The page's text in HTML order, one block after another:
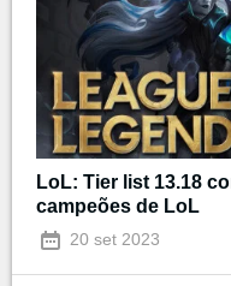
LoL: Tier list 13.18
campeões de LoL
20 set 2023